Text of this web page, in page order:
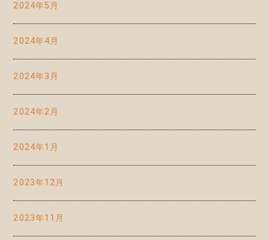
2024年5月
2024年4月
2024年3月
2024年2月
2024年1月
2023年12月
2023年11月